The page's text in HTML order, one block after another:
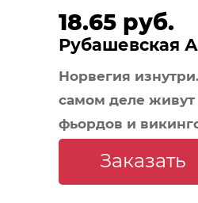
18.65 руб.
Рубашевская
Норвегия
самом деле живут
фьордов и
Заказать